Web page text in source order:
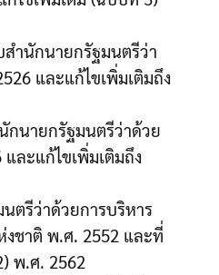
ำนักนายกรัฐมนตรีว่า
และแก้ไขเพิ่มเติมถึง
กนายกรัฐมนตรีว่าด้วย
ละแก้ไขเพิ่มเติมถึง
ตรีว่าด้วยการบริหาร
ชาติ พ.ศ. 2552 และที่
พ.ศ. 2562